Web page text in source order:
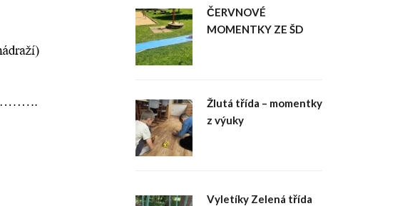
ČERVNOVÉ
MOMENTKY ZE ŠD
Žlutá třída – momentky
z výuky
Vyletíky Zelená třída